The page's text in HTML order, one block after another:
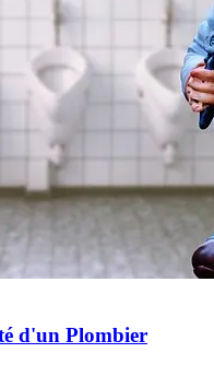
d'un Plombier